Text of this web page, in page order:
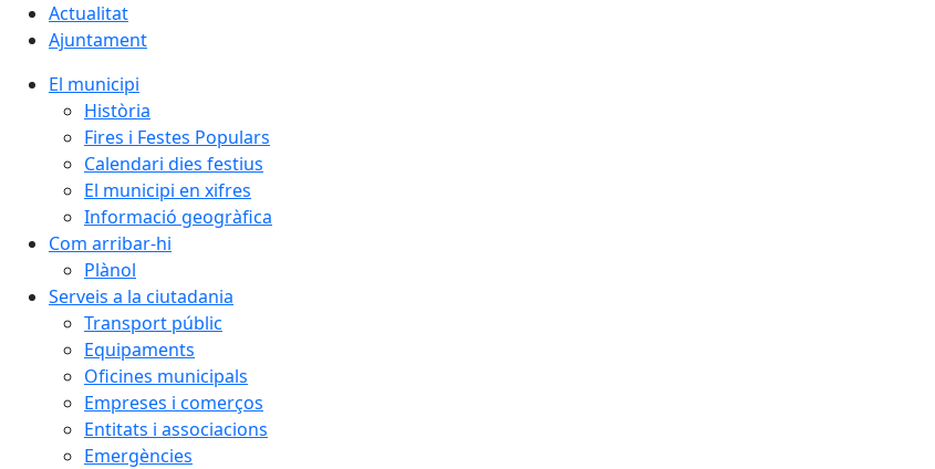
Actualitat
Ajuntament
El municipi
Història
Fires i Festes Populars
Calendari dies festius
El municipi en xifres
Informació geogràfica
Com arribar-hi
Plànol
Serveis a la ciutadania
Transport públic
Equipaments
Oficines municipals
Empreses i comerços
Entitats i associacions
Emergències